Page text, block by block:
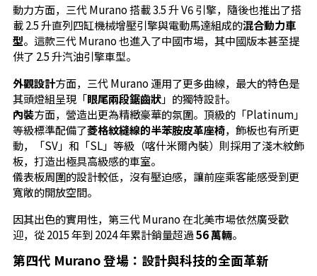
動力方面，三代 Murano 搭載 3.5 升 V6 引擎，隨後也推出了搭
載 2.5 升直列四缸機械增壓引擎與電動馬達組成的混合動力車
型。這款三代 Murano 也進入了中國市場，其中國版本甚至提
供了 2.5 升汽油引擎車型。
外觀設計方面，三代 Murano 運用了更多曲線，最大的特色是
其頭燈組呈現「眼尾兩段鋸齒狀」的獨特設計。
內裝方面，營造出更為精緻豪華的氛圍。頂級的「Platinum」
等級標準配備了菱格紋縫線的半苯胺皮革座椅，飾板也有所更
動，「SV」和「SL」等級（喀什米爾內裝）則採用了淺木紋飾
板，打造出極具高級感的車室。
儀表板周圍的設計較低，沒有壓迫感，讓前座乘客能感受到更
寬敞的開放空間。
因其出色的實用性，第三代 Murano 在北美市場依然廣受歡
迎，從 2015 年到 2024 年累計銷量超過56 萬輛。
第四代 Murano 登場：設計與科技的全面革新